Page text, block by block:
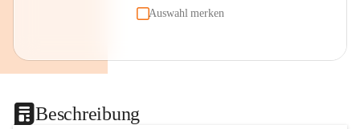
Auswahl merken
Beschreibung